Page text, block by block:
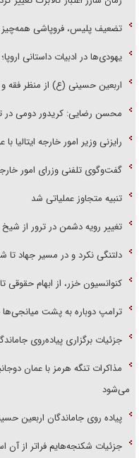
تضعیف پلیس، فروپاشی همه‌چیز
یهودی‌ها در ادبیات داستانی
اربعین حسینی (ع) از منظر فقه
محسن رضایی: کریدور دومی در
رایزنی وزیر امور خارجه ایتالیا با
گفت‌وگوی تلفنی وزرای امور
تنبیه متجاوز عملیاتی شد
تغییر رویه دشمن در ترور از
دلتنگی نکرد و در مسیر جهاد تا
کنوانسیون خزر، از ابهام حقوقی
ترامپ دوباره به پشت
جزئیات برگزاری پیاده‌روی
مذاکرات تنگه هرمز با عمان
می‌شود
پیاده روی جاماندگان اربعین
جزئیات شکنجه‌هایم فراتر از آن